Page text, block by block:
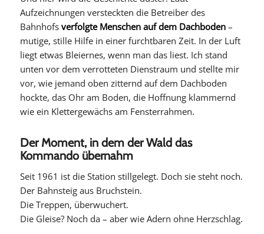
Aufzeichnungen versteckten die Betreiber des
Bahnhofs verfolgte Menschen auf dem Dachboden–
mutige, stille Hilfe in einer furchtbaren Zeit. In der Luft
liegt etwas Bleiernes, wenn man das liest. Ich stand
unten vor dem verrotteten Dienstraum und stellte mir
vor, wie jemand oben zitternd auf dem Dachboden
hockte, das Ohr am Boden, die Hoffnung klammernd
wie ein Klettergewächs am Fensterrahmen.
Der Moment, in dem der Wald das
Kommando übernahm
Seit 1961 ist die Station stillgelegt. Doch sie steht noch.
Der Bahnsteig aus Bruchstein.
Die Treppen, überwuchert.
Die Gleise? Noch da – aber wie Adern ohne Herzschlag.